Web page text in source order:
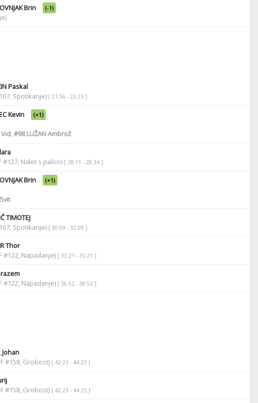
Brin (-1)
Paskal
Spotikanje) [ 21:56 - 23:23 ]
Kevin (+1)
Vid,#98LUŽAN Ambrož
#127, Nalet s palico) [ 28:11 - 28:34 ]
Brin (+1)
TIMOTEJ
Spotikanje) [ 30:09 - 32:09 ]
Thor
#122, Napadanje) [ 33:21 - 35:21 ]
#122, Napadanje) [ 36:52 - 38:52 ]
Johan
#158, Grobost) [ 42:23 - 44:23 ]
#158, Grobost) [ 42:23 - 44:23 ]